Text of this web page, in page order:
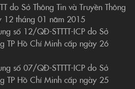
do Sở Thông Tin và Truyền Thông
12 tháng 01 năm 2015
số 12/QĐ-STTTT-ICP do Sở
TP Hồ Chí Minh cấp ngày 26
số 07/QĐ-STTTT-ICP do Sở
TP Hồ Chí Minh cấp ngày 25